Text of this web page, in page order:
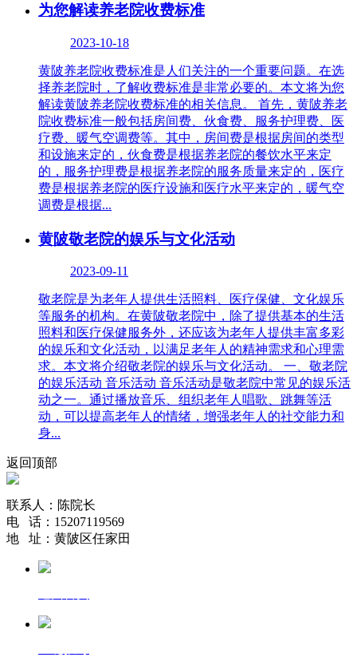
为您解读养老院收费标准
2023-10-18
黄陂养老院收费标准是人们关注的一个重要问题。在选
择养老院时，了解收费标准是非常必要的。本文将为您
解读黄陂养老院收费标准的相关信息。 首先，黄陂养老
院收费标准一般包括房间费、伙食费、服务护理费、医
疗费、暖气空调费等。其中，房间费是根据房间的类型
和设施来定的，伙食费是根据养老院的餐饮水平来定
的，服务护理费是根据养老院的服务质量来定的，医疗
费是根据养老院的医疗设施和医疗水平来定的，暖气空
调费是根据...
黄陂敬老院的娱乐与文化活动
2023-09-11
敬老院是为老年人提供生活照料、医疗保健、文化娱乐
等服务的机构。在黄陂敬老院中，除了提供基本的生活
照料和医疗保健服务外，还应该为老年人提供丰富多彩
的娱乐和文化活动，以满足老年人的精神需求和心理需
求。本文将介绍敬老院的娱乐与文化活动。 一、敬老院
的娱乐活动 音乐活动 音乐活动是敬老院中常见的娱乐活
动之一。通过播放音乐、组织老年人唱歌、跳舞等活
动，可以提高老年人的情绪，增强老年人的社交能力和
身...
返回顶部
联系人：陈院长
电 话：15207119569
地 址：黄陂区任家田